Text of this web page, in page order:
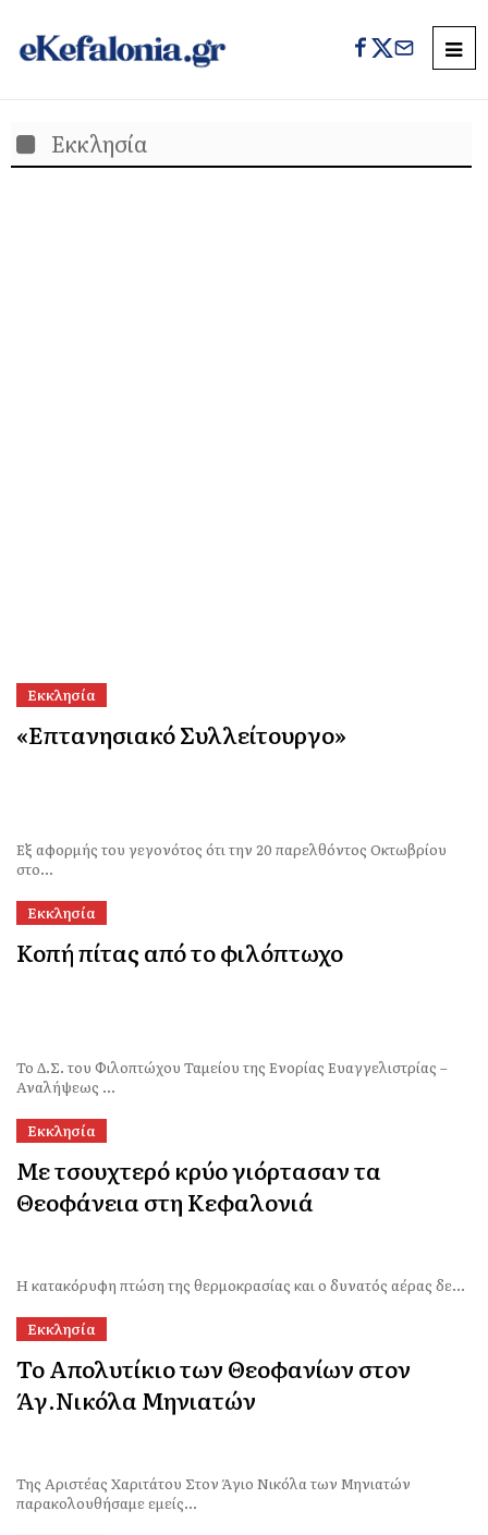
Εκκλησία
Εκκλησία
«Επτανησιακό Συλλείτουργο»
Εξ αφορμής του γεγονότος ότι την 20 παρελθόντος Οκτωβρίου
στο...
Εκκλησία
Κοπή πίτας από το φιλόπτωχο
Το Δ.Σ. του Φιλοπτώχου Ταμείου της Ενορίας Ευαγγελιστρίας –
Αναλήψεως ...
Εκκλησία
Με τσουχτερό κρύο γιόρτασαν τα
Θεοφάνεια στη Κεφαλονιά
Η κατακόρυφη πτώση της θερμοκρασίας και ο δυνατός αέρας δε...
Εκκλησία
Το Απολυτίκιο των Θεοφανίων στον
Άγ.Νικόλα Μηνιατών
Της Αριστέας Χαριτάτου Στον Άγιο Νικόλα των Μηνιατών
παρακολουθήσαμε εμείς...